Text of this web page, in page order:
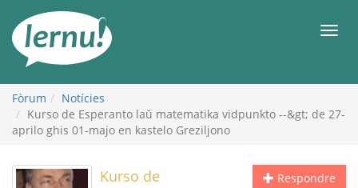
contingut
Fòrum
Notícies
Kurso de Esperanto laŭ matematika vidpunkto --&gt; de 27-
aprilo ghis 01-majo en kastelo Greziljono
Respondre
Kurso de